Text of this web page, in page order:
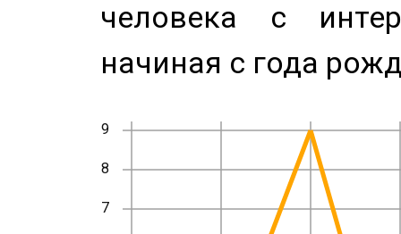
человека с
начиная с года